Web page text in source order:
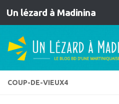
Skip to content
Un lézard à Madinina
COUP-DE-VIEUX4